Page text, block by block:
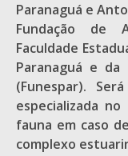
Paranaguá e
Fundação de
Faculdade
Paranaguá e da
(Funespar).
especializada
fauna em caso
complexo